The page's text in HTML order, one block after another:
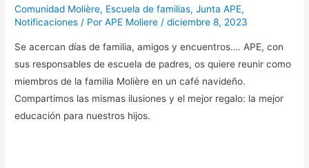
Comunidad Molière, Escuela de familias,Junta APE,
Notificaciones / PorAPE Moliere /diciembre 8, 2023
Se acercan días de familia, amigos y encuentros…. APE, con
sus responsables de escuela de padres, os quiere reunir como
miembros de la familia Molière en un café navideño.
Compartimos las mismas ilusiones y el mejor regalo: la mejor
educación para nuestros hijos.